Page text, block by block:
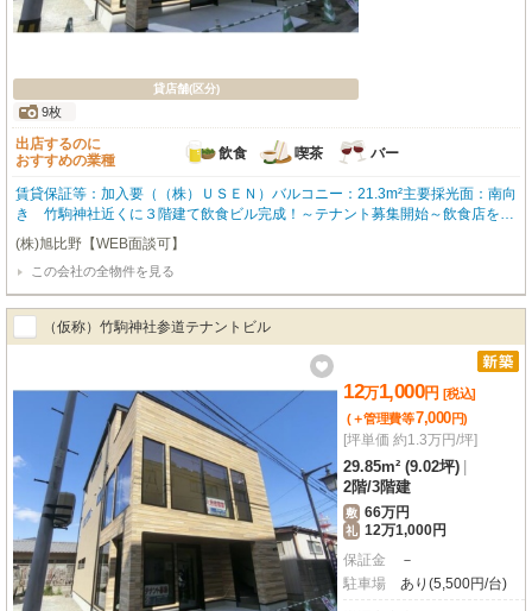
貸店舗(区分)
9枚
出店するのに
おすすめの業種
飲食 喫茶 バー
賃貸保証等：加入要（（株）ＵＳＥＮ）バルコニー：21.3m²主要採光面：南向
き 竹駒神社近くに３階建て飲食ビル完成！～テナント募集開始～飲食店をお
探しの方はお気軽にお問い合わせください！電気工事：ツカサ工業（有）専
任・・・内装工事請負可
(株)旭比野【WEB面談可】
この会社の全物件を見る
（仮称）竹駒神社参道テナントビル
12万1,000円 [税込]
(＋管理費等7,000円)
[坪単価 約1.3万円/坪]
29.85m² (9.02坪)
2階/3階建
敷 66万円
礼 12万1,000円
保証金
－
駐車場
あり(5,500円/台)